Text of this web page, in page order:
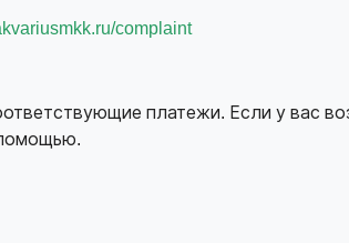
complaint
платежи. Если у вас